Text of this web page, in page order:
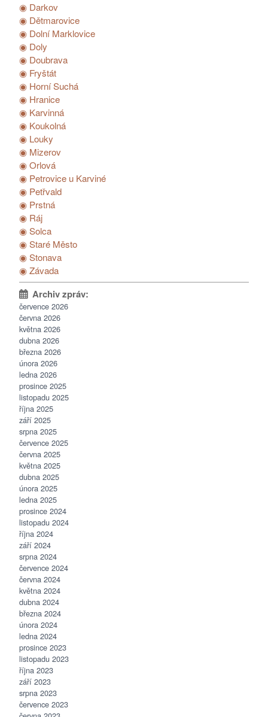
◉ Darkov
◉ Dětmarovice
◉ Dolní Marklovice
◉ Doly
◉ Doubrava
◉ Fryštát
◉ Horní Suchá
◉ Hranice
◉ Karvinná
◉ Koukolná
◉ Louky
◉ Mizerov
◉ Orlová
◉ Petrovice u Karviné
◉ Petřvald
◉ Prstná
◉ Ráj
◉ Solca
◉ Staré Město
◉ Stonava
◉ Závada
července 2026
června 2026
května 2026
dubna 2026
března 2026
února 2026
ledna 2026
prosince 2025
listopadu 2025
října 2025
září 2025
srpna 2025
července 2025
června 2025
května 2025
dubna 2025
února 2025
ledna 2025
prosince 2024
listopadu 2024
října 2024
září 2024
srpna 2024
července 2024
června 2024
května 2024
dubna 2024
března 2024
února 2024
ledna 2024
prosince 2023
listopadu 2023
října 2023
září 2023
srpna 2023
července 2023